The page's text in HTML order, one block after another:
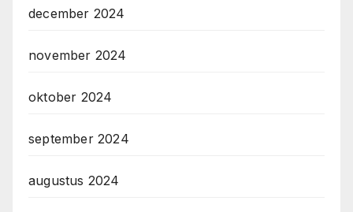
december 2024
november 2024
oktober 2024
september 2024
augustus 2024